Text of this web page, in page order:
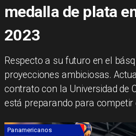
medalla de plata
2023
​Respecto a su futuro en el
proyecciones ambiciosas.
contrato con la Universidad de
está preparando para competir
Panamericanos